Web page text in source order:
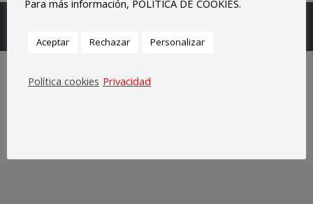
Para más información, POLÍTICA DE COOKIES.
Aceptar Rechazar Personalizar
Política cookies Privacidad